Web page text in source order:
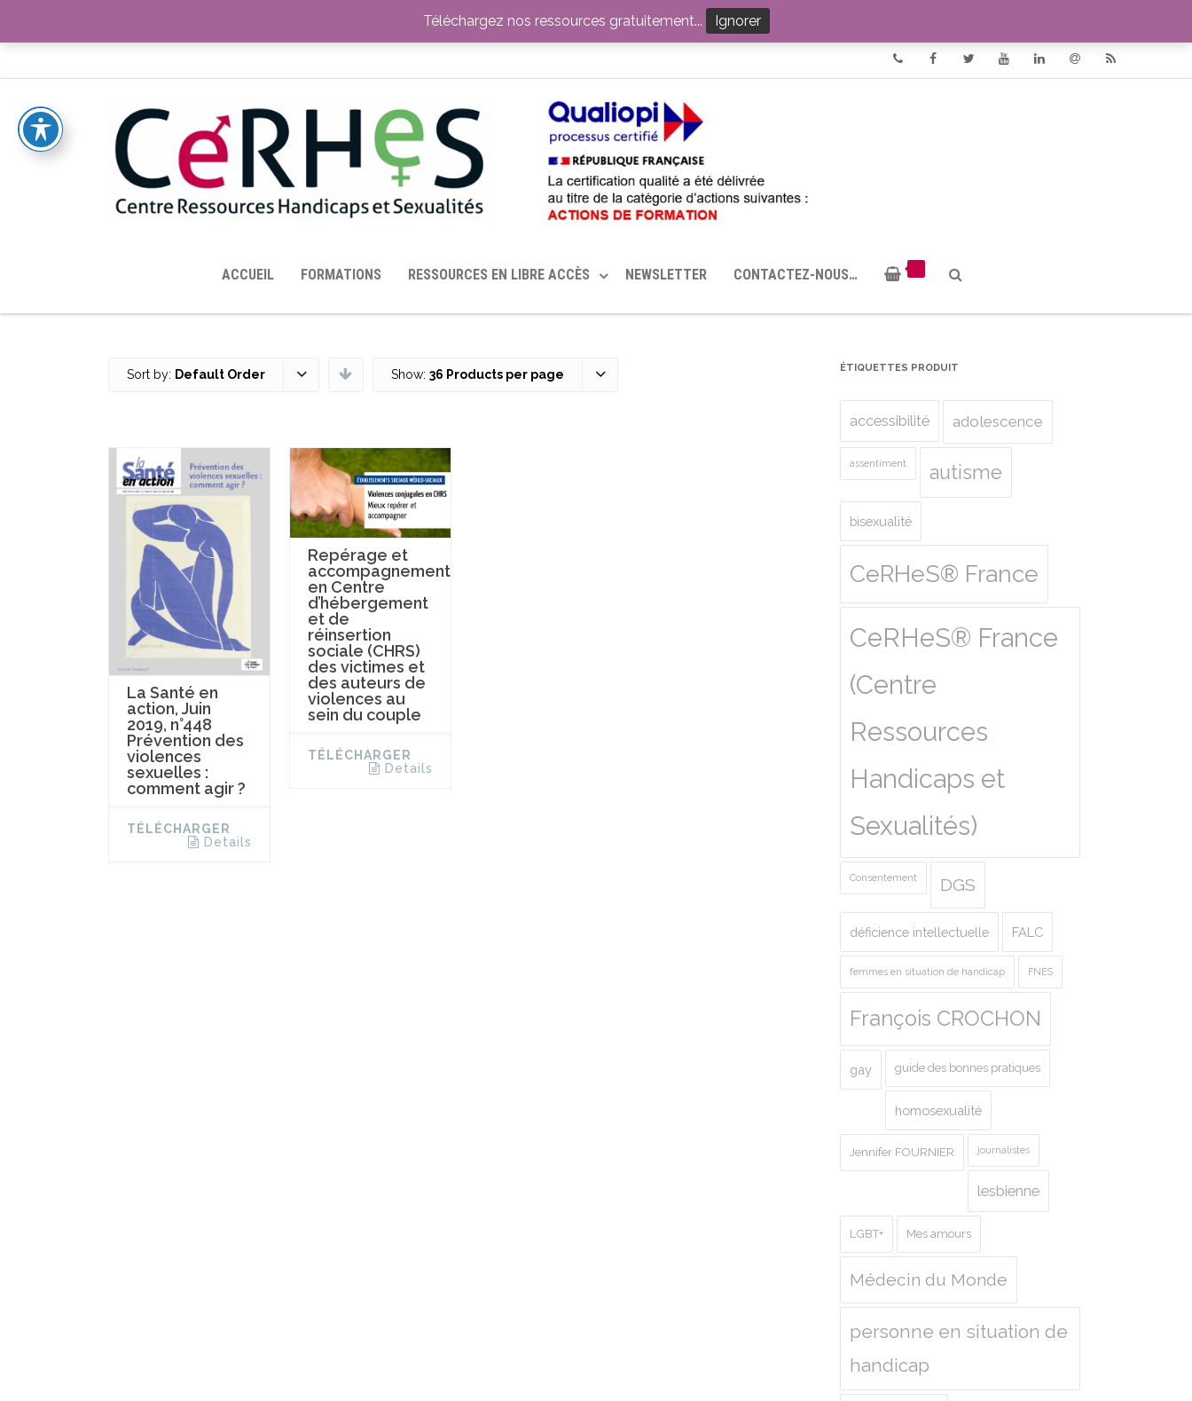
TOUTES LES RESSOURCES MISES À DISPOSITION PAR LE CERHES® FRANCE OUTILS EN SANTÉ SEXUELLE
ACCUEIL FORMATIONS RESSOURCES EN LIBRE ACCÈS NEWSLETTER CONTACTEZ-NOUS…
Sort by: Default Order Show: 36 Products per page
La Santé en
action, Juin
2019, n°448
Prévention des
violences
sexuelles :
comment agir ?
TÉLÉCHARGER
Details
Repérage et
accompagnement
en Centre
d’hébergement
et de
réinsertion
sociale (CHRS)
des victimes et
des auteurs de
violences au
sein du couple
TÉLÉCHARGER
Details
ÉTIQUETTES PRODUIT
accessibilité adolescence
assentiment autisme
bisexualité
CeRHeS® France
CeRHeS® France
(Centre
Ressources
Handicaps et
Sexualités)
Consentement DGS
déficience intellectuelle FALC
femmes en situation de handicap FNES
François CROCHON
gay guide des bonnes pratiques
homosexualité
Jennifer FOURNIER journalistes
lesbienne
LGBT+ Mes amours
Médecin du Monde
personne en situation de
handicap
Téléchargez nos ressources gratuitement... Ignorer